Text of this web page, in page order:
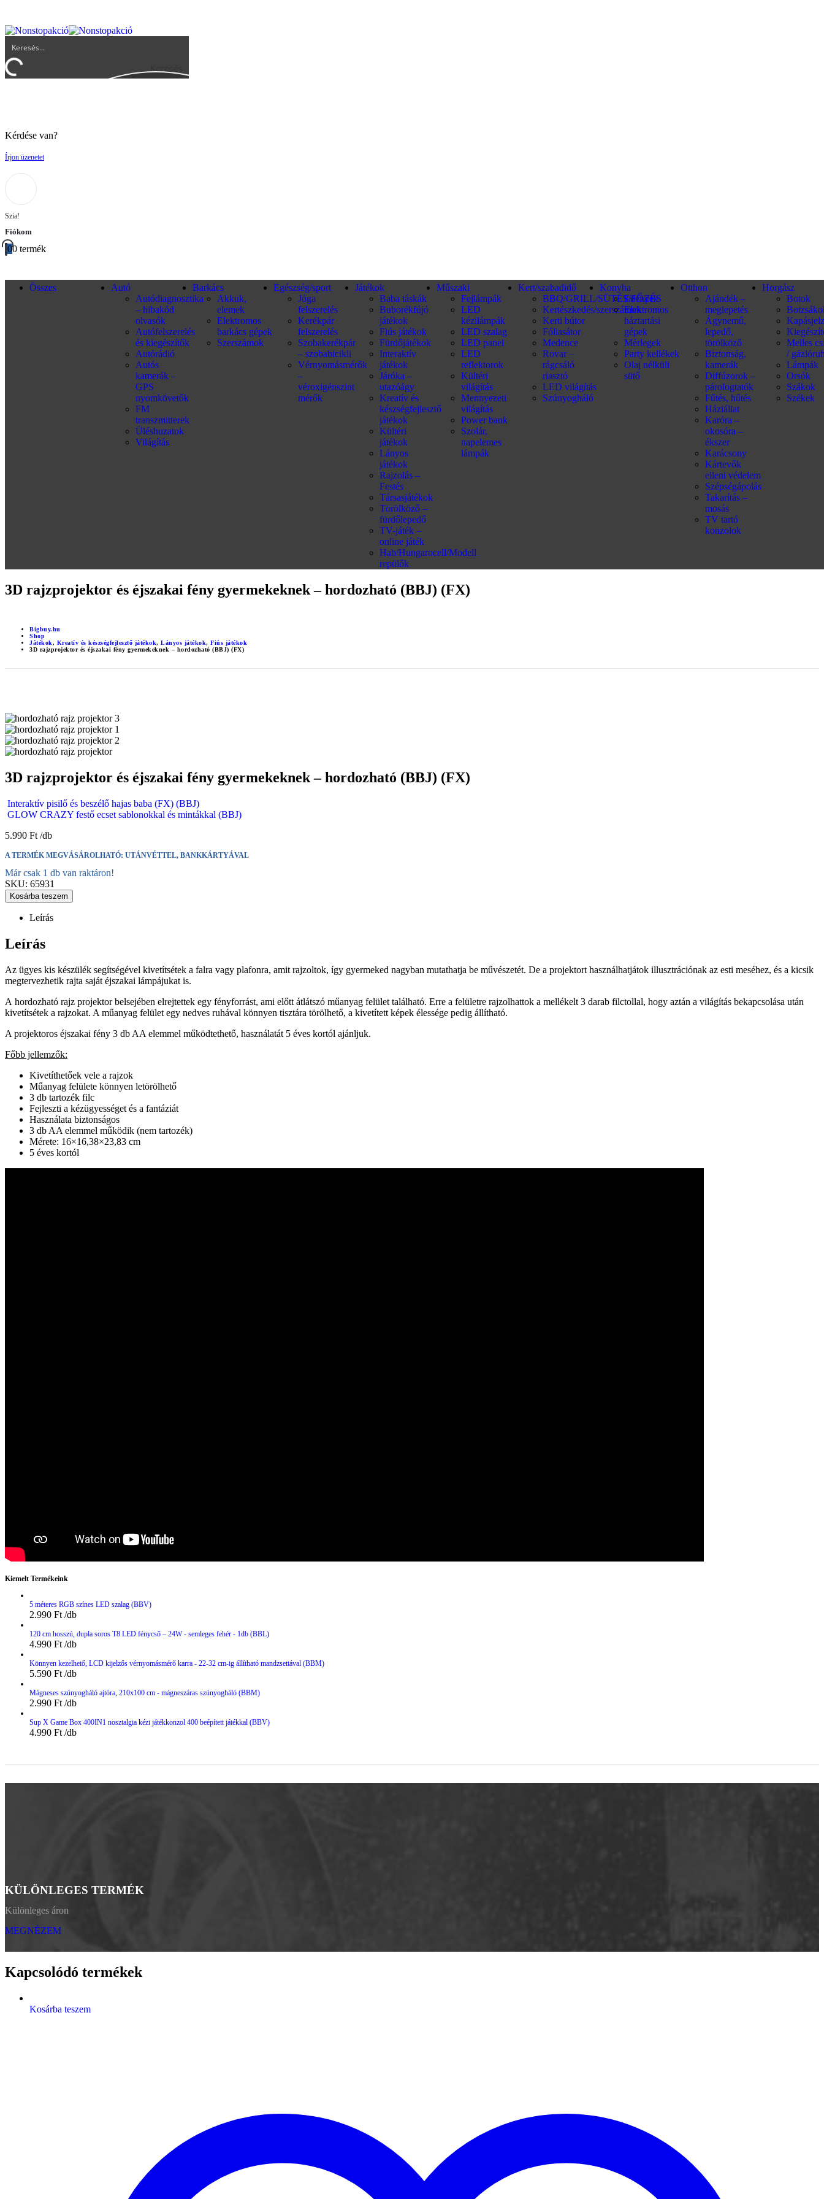
Keresés
Kérdése van?
Írjon üzenetet
Szia!
Fiókom
00 termék
Összes
Autó
Autódiagnosztika
– hibakód
olvasók
Autófelszerelés
és kiegészítők
Autórádió
Autós
kamerák –
GPS
nyomkövetők
FM
transzmitterek
Üléshuzatok
Világítás
Barkács
Akkuk,
elemek
Elektromos
barkács gépek
Szerszámok
Egészség/sport
Jóga
felszerelés
Kerékpár
felszerelés
Szobakerékpár
– szobabicikli
Vérnyomásmérők
–
véroxigénszint
mérők
Játékok
Baba táskák
Buborékfújó
játékok
Fiús játékok
Fürdőjátékok
Interaktív
játékok
Járóka –
utazóágy
Kreatív és
készségfejlesztő
játékok
Kültéri
játékok
Lányos
játékok
Rajzolás –
Festés
Társasjátékok
Törölköző –
fürdőlepedő
TV-játék –
online játék
Hab/Hungarocell/Modell
repülők
Műszaki
Fejlámpák
LED
kézilámpák
LED szalag
LED panel
LED
reflektorok
Kültéri
világítás
Mennyezeti
világítás
Power bank
Szolár,
napelemes
lámpák
Kert/szabadidő
BBQ/GRILL/SÜTÉS/FŐZÉS
Kertészkedés/szerszámok
Kerti bútor
Fóliasátor
Medence
Rovar –
rágcsáló
riasztó
LED világítás
Szúnyogháló
Konyha
Edények
Elektromos
háztartási
gépek
Mérlegek
Party kellékek
Olaj nélküli
sütő
Otthon
Ajándék –
meglepetés
Ágynemű,
lepedő,
törölköző
Biztonság,
kamerák
Diffúzorok –
párologtatók
Fűtés, hűtés
Háziállat
Karóra –
okosóra –
ékszer
Karácsony
Kártevők
elleni védelem
Szépségápolás
Takarítás –
mosás
TV tartó
konzolok
Horgász
Botok
Melles
/
Lámpák
Orsók
Szákok
Székek
3D rajzprojektor és éjszakai fény gyermekeknek – hordozható (BBJ) (FX)
Bigbuy.hu
Shop
Játékok, Kreatív és készségfejlesztő játékok, Lányos játékok, Fiús játékok
3D rajzprojektor és éjszakai fény gyermekeknek – hordozható (BBJ) (FX)
3D rajzprojektor és éjszakai fény gyermekeknek – hordozható (BBJ) (FX)
Interaktív pisilő és beszélő hajas baba (FX) (BBJ)
GLOW CRAZY festő ecset sablonokkal és mintákkal (BBJ)
5.990 Ft
A TERMÉK MEGVÁSÁROLHATÓ: UTÁNVÉTTEL, BANKKÁRTYÁVAL
Már csak 1 db van raktáron!
SKU: 65931
Kosárba teszem
Leírás
Leírás
Az ügyes kis készülék segítségével kivetítsétek a falra vagy plafonra, amit rajzoltok, így gyermeked nagyban mutathatja be művészetét. De a projektort használhatjátok illusztrációnak az esti meséhez, és a kicsik
megtervezhetik rajta saját éjszakai lámpájukat is.
A hordozható rajz projektor belsejében elrejtettek egy fényforrást, ami előtt átlátszó műanyag felület található. Erre a felületre rajzolhattok a mellékelt 3 darab filctollal, hogy aztán a világítás bekapcsolása után
kivetítsétek a rajzokat. A műanyag felület egy nedves ruhával könnyen tisztára törölhető, a kivetített képek élessége pedig állítható.
A projektoros éjszakai fény 3 db AA elemmel működtethető, használatát 5 éves kortól ajánljuk.
Főbb jellemzők:
Kivetíthetőek vele a rajzok
Műanyag felülete könnyen letörölhető
3 db tartozék filc
Fejleszti a kézügyességet és a fantáziát
Használata biztonságos
3 db AA elemmel működik (nem tartozék)
Mérete: 16×16,38×23,83 cm
5 éves kortól
Kiemelt Termékeink
5 méteres RGB színes LED szalag (BBV)
2.990 Ft
120 cm hosszú, dupla soros T8 LED fénycső – 24W - semleges fehér - 1db (BBL)
4.990 Ft
Könnyen kezelhető, LCD kijelzős vérnyomásmérő karra - 22-32 cm-ig állítható mandzsettával (BBM)
5.590 Ft
Mágneses szúnyogháló ajtóra, 210x100 cm - mágneszáras szúnyogháló (BBM)
2.990 Ft
Sup X Game Box 400IN1 nosztalgia kézi játékkonzol 400 beépített játékkal (BBV)
4.990 Ft
KÜLÖNLEGES TERMÉK
Különleges áron
MEGNÉZEM
Kapcsolódó termékek
Kosárba teszem